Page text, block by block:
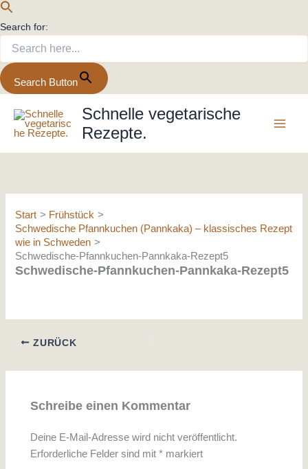
Search for:
Search Button
Inhalt
springen
Schnelle vegetarische
Rezepte.
Start
Frühstück
Schwedische Pfannkuchen (Pannkaka) – klassisches Rezept
wie in Schweden
Schwedische-Pfannkuchen-Pannkaka-Rezept5
Schwedische-Pfannkuchen-Pannkaka-Rezept5
ZURÜCK
Schreibe einen Kommentar
Deine E-Mail-Adresse wird nicht veröffentlicht.
Erforderliche Felder sind mit* markiert